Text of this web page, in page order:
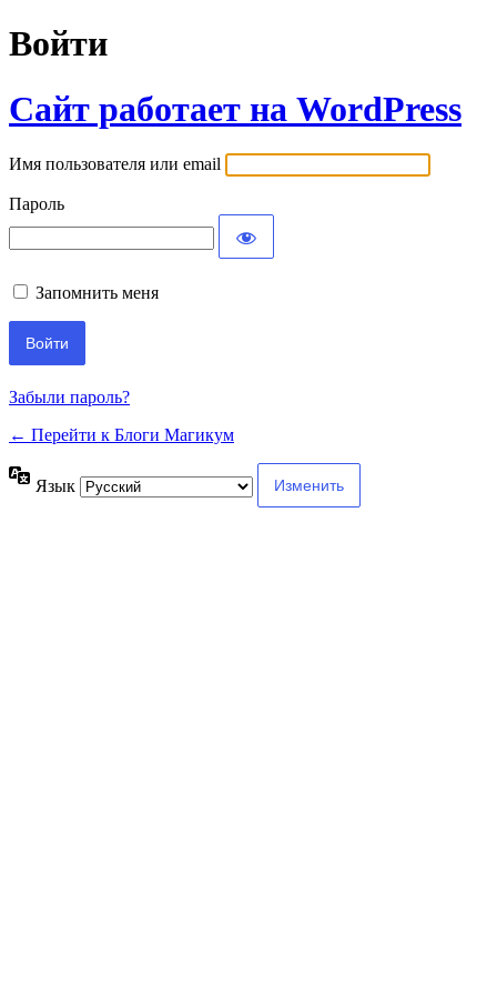
Войти
Сайт работает на WordPress
Имя пользователя или email
Пароль
Запомнить меня
Забыли пароль?
← Перейти к Блоги Магикум
Язык